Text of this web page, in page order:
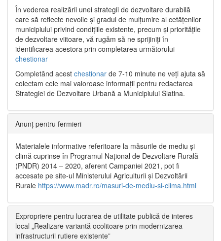
În vederea realizării unei strategii de dezvoltare durabilă
care să reflecte nevoile și gradul de mulțumire al cetățenilor
municipiului privind condițiile existente, precum și prioritățile
de dezvoltare viitoare, vă rugăm să ne sprijiniți în
identificarea acestora prin completarea următorului
chestionar
Completând acest chestionar de 7-10 minute ne veți ajuta să
colectam cele mai valoroase informații pentru redactarea
Strategiei de Dezvoltare Urbană a Municipiului Slatina.
Anunț pentru fermieri
Materialele informative referitoare la măsurile de mediu și
climă cuprinse în Programul Național de Dezvoltare Rurală
(PNDR) 2014 – 2020, aferent Campaniei 2021, pot fi
accesate pe site-ul Ministerului Agriculturii și Dezvoltării
Rurale https://www.madr.ro/masuri-de-mediu-si-clima.html
Expropriere pentru lucrarea de utilitate publică de interes
local „Realizare variantă ocolitoare prin modernizarea
infrastructurii rutiere existente”